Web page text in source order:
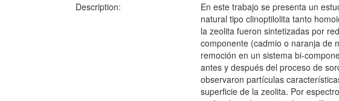
Description:
En este trabajo se presenta un
natural tipo clinoptilolita tanto
la zeolita fueron sintetizadas por
componente (cadmio o naranja de
remoción en un sistema bi-
antes y después del proceso de
observaron partículas
superficie de la zeolita. Por